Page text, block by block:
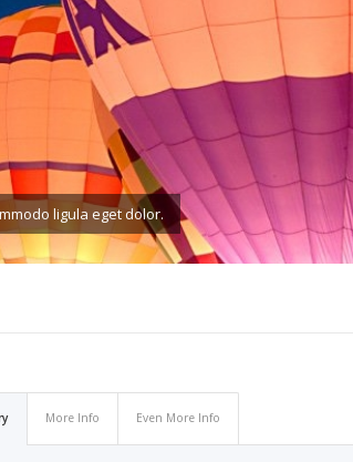
ligula eget dolor.
More Info Even More Info